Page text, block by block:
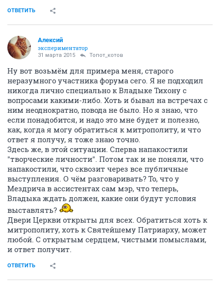
ОТВЕТИТЬ
Алексий
экспериментатор
31 марта 2015 Топот_котов
Ну вот возьмём для примера меня, старого
неразумного участника форума сего. Я не подходил
никогда лично специально к Владыке Тихону с
вопросами какими-либо. Хоть и бывал на встречах с
ним неоднократно, повода не было. Но я знаю, что
если понадобится, и надо это мне будет и полезно,
как, когда я могу обратиться к митрополиту, и что
ответ я получу, я тоже знаю точно.
Здесь же, в этой ситуации. Сперва напакостили
"творческие личности". Потом так и не поняли, что
напакостили, что сквозит через все публичные
выступления. О чём разговаривать? То, что у
Мездрича в ассистентах сам мэр, что теперь,
Владыка ждать должен, какие они будут условия
выставлять?
Двери Церкви открыты для всех. Обратиться хоть к
митрополиту, хоть к Святейшему Патриарху, может
любой. С открытым сердцем, чистыми помыслами,
и ответ получит.
ОТВЕТИТЬ